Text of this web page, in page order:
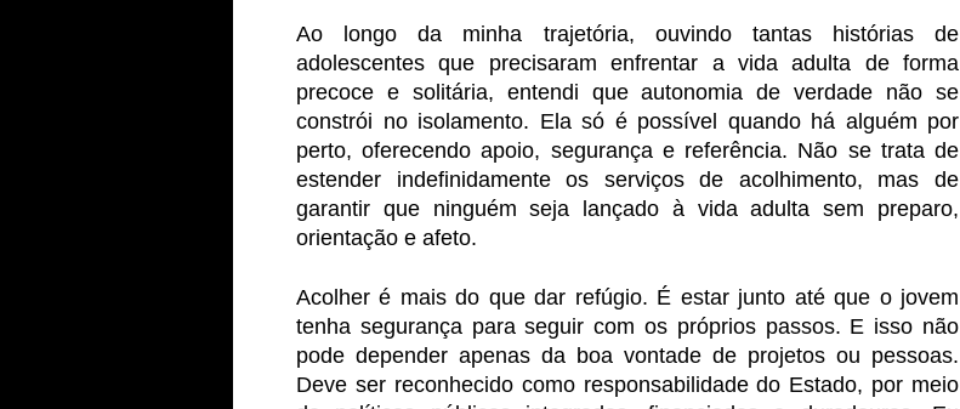
Ao longo da minha trajetória, ouvindo tantas histórias de
adolescentes que precisaram enfrentar a vida adulta de forma
precoce e solitária, entendi que autonomia de verdade não se
constrói no isolamento. Ela só é possível quando há alguém por
perto, oferecendo apoio, segurança e referência. Não se trata de
estender indefinidamente os serviços de acolhimento, mas de
garantir que ninguém seja lançado à vida adulta sem preparo,
orientação e afeto.
Acolher é mais do que dar refúgio. É estar junto até que o jovem
tenha segurança para seguir com os próprios passos. E isso não
pode depender apenas da boa vontade de projetos ou pessoas.
Deve ser reconhecido como responsabilidade do Estado, por meio